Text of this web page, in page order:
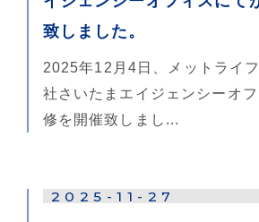
致しました。
2025年12月4日、メットライ
社さいたまエイジェンシーオ
修を開催致しまし...
2025-11-27